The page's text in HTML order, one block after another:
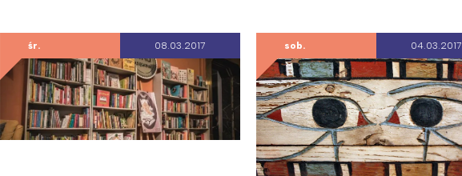
śr. 08.03.2017 sob. 04.03.2017